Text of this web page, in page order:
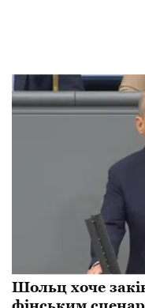
Шольц хоче